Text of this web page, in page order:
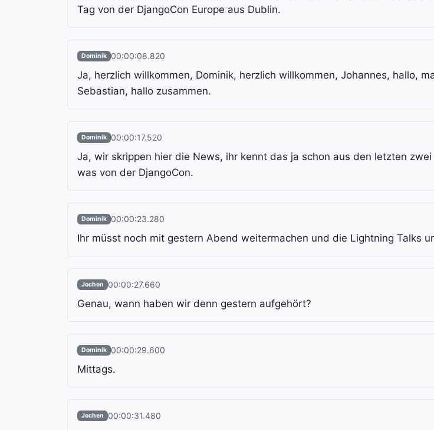
Tag von der DjangoCon Europe aus Dublin.
Dominik 00:00:08.820
Ja, herzlich willkommen, Dominik, herzlich willkommen, Johannes, hallo,
Sebastian, hallo zusammen.
Dominik 00:00:17.520
Ja, wir skrippen hier die News, ihr kennt das ja schon aus den letzten
was von der DjangoCon.
Dominik 00:00:23.280
Ihr müsst noch mit gestern Abend weitermachen und die Lightning Talks
Jochen 00:00:27.660
Genau, wann haben wir denn gestern aufgehört?
Dominik 00:00:29.600
Mittags.
Jochen 00:00:31.480